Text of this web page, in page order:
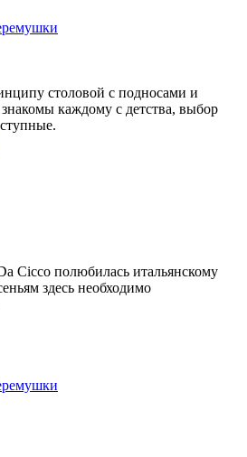
столовой с подносами и
каждому с детства, выбор
Cicco полюбилась итальянскому
здесь необходимо